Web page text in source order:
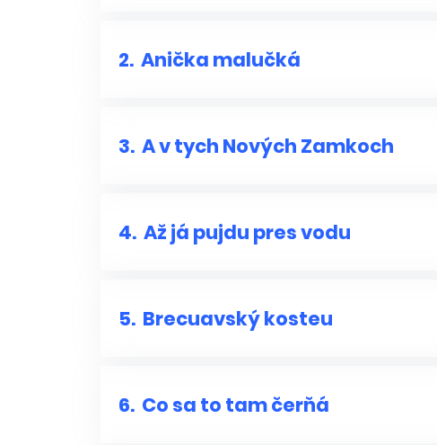
2. Anička malučká
3. A v tych Nových Zamkoch
4. Až já pujdu pres vodu
5. Brecuavský kosteu
6. Co sa to tam čerňá